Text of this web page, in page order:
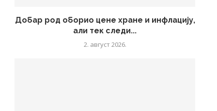
Добар род оборио цене хране и инфлацију,
али тек следи...
2. август 2026.